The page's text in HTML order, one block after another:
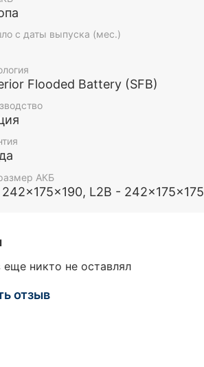
с даты выпуска (мес.)
Flooded Battery (SFB)
АКБ
L2B - 242x175x175
никто не оставлял
отзыв